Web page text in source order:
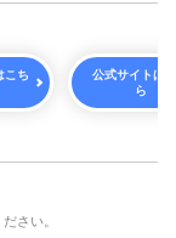
こち
公式サイトは
ら
さい。